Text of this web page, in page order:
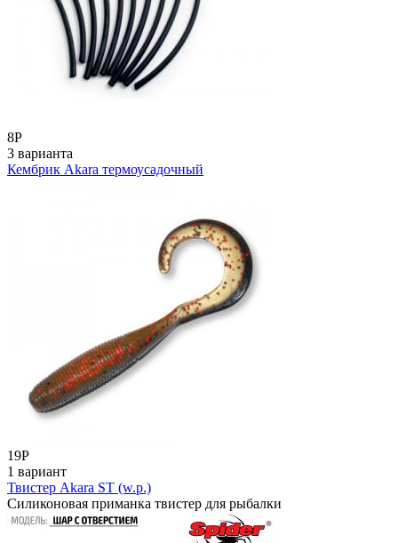
8Р
3 варианта
Кембрик Akara термоусадочный
19Р
1 вариант
Твистер Akara ST (w.p.)
Силиконовая приманка твистер для рыбалки